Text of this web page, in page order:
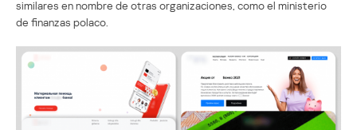
similares en nombre de otras organizaciones, como el ministerio
de finanzas polaco.